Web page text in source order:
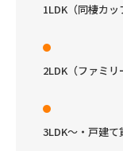
1LDK（同棲カッ
2LDK（ファミリ
3LDK〜・戸建て